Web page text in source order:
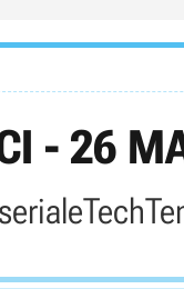
- 26
Tech